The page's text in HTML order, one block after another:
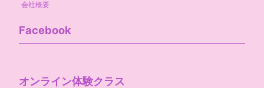
会社概要
Facebook
オンライン体験クラス